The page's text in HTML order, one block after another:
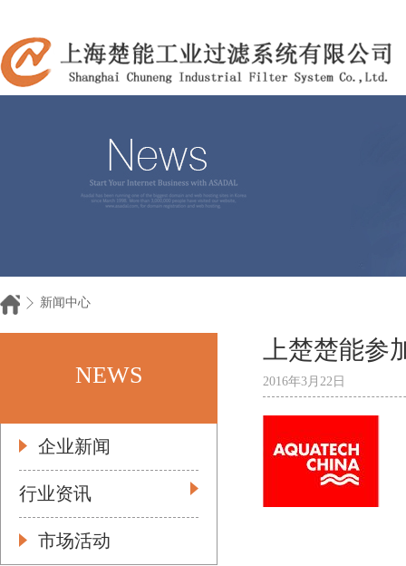
新闻中心
NEWS
企业新闻
行业资讯
市场活动
上楚楚能参
2016年3月22日